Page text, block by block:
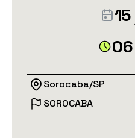
15
06
Sorocaba/SP
SOROCABA